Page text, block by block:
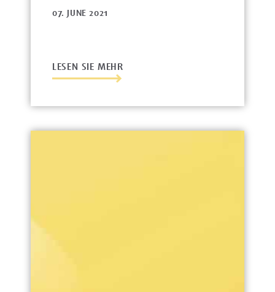
07. JUNE 2021
LESEN SIE MEHR